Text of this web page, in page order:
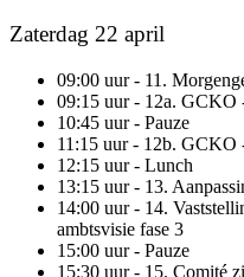
Zaterdag 22 april
09:00 uur - 11.
09:15 uur - 12a. GCKO
10:45 uur - Pauze
11:15 uur - 12b. GCKO
12:15 uur - Lunch
13:15 uur - 13.
14:00 uur - 14.
ambtsvisie fase 3
15:00 uur - Pauze
15:30 uur - 15. Comité